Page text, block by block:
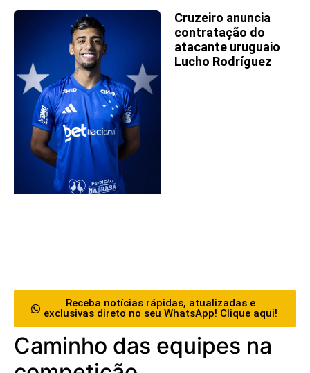
Cruzeiro anuncia
contratação do
atacante uruguaio
Lucho Rodríguez
Receba notícias rápidas, atualizadas e
exclusivas direto no seu WhatsApp! Clique aqui!
Caminho das equipes na